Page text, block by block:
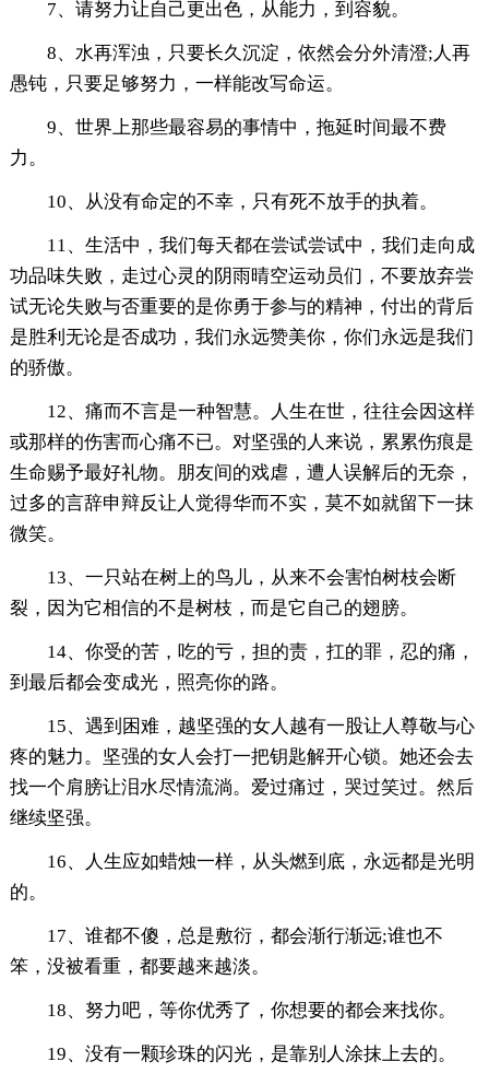
7、请努力让自己更出色，从能力，到容貌。
8、水再浑浊，只要长久沉淀，依然会分外清澄;人再
愚钝，只要足够努力，一样能改写命运。
9、世界上那些最容易的事情中，拖延时间最不费
力。
10、从没有命定的不幸，只有死不放手的执着。
11、生活中，我们每天都在尝试尝试中，我们走向成
功品味失败，走过心灵的阴雨晴空运动员们，不要放弃尝
试无论失败与否重要的是你勇于参与的精神，付出的背后
是胜利无论是否成功，我们永远赞美你，你们永远是我们
的骄傲。
12、痛而不言是一种智慧。人生在世，往往会因这样
或那样的伤害而心痛不已。对坚强的人来说，累累伤痕是
生命赐予最好礼物。朋友间的戏虐，遭人误解后的无奈，
过多的言辞申辩反让人觉得华而不实，莫不如就留下一抹
微笑。
13、一只站在树上的鸟儿，从来不会害怕树枝会断
裂，因为它相信的不是树枝，而是它自己的翅膀。
14、你受的苦，吃的亏，担的责，扛的罪，忍的痛，
到最后都会变成光，照亮你的路。
15、遇到困难，越坚强的女人越有一股让人尊敬与心
疼的魅力。坚强的女人会打一把钥匙解开心锁。她还会去
找一个肩膀让泪水尽情流淌。爱过痛过，哭过笑过。然后
继续坚强。
16、人生应如蜡烛一样，从头燃到底，永远都是光明
的。
17、谁都不傻，总是敷衍，都会渐行渐远;谁也不
笨，没被看重，都要越来越淡。
18、努力吧，等你优秀了，你想要的都会来找你。
19、没有一颗珍珠的闪光，是靠别人涂抹上去的。